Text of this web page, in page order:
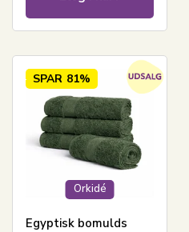
Orkidé
SPAR 81%
Egyptisk bomulds